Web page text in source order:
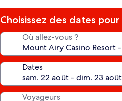
Choisissez des dates
Où allez-vous ?
Dates
Voyageurs